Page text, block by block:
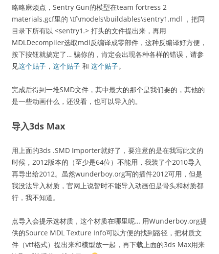
略略麻烦点，Sentry Gun的模型在team fortress 2
materials.gcf里的 \tf\models\buildables\sentry1.mdl ，把同
目录下所有以 <sentry1.> 打头的文件提出来，再用
MDLDecompiler选取mdl反编译成零部件，这种反编译好方便，
按下按钮就搞定了… 骗你的，肯定会出现各种各样的错误，请参
见这个贴子 ， 这个贴子 和 这个贴子。
完成后得到一堆SMD文件，其中最大的那个是我们要的，其他的
是一些动画什么，还没看，也可以导入的。
导入3ds Max
用上面的3ds .SMD Importer就好了，要注意的是在我写此文的
时候，2012版本的（至少是64位）不能用，我装了个2010导入
再导出给2012。虽然wunderboy.org写的插件2012可用，但是
我没法导入材质，官网上说暂时不能导入动画但是骨头和材质都
行，我不知道。
点导入会提示选材质，这个材质在哪里呢… 用Wunderboy.org提
供的Source MDL Texture Info可以方便的找到路径，把材质文
件（vtf格式）提出来和模型放一起，再下载上面的3ds Max用来